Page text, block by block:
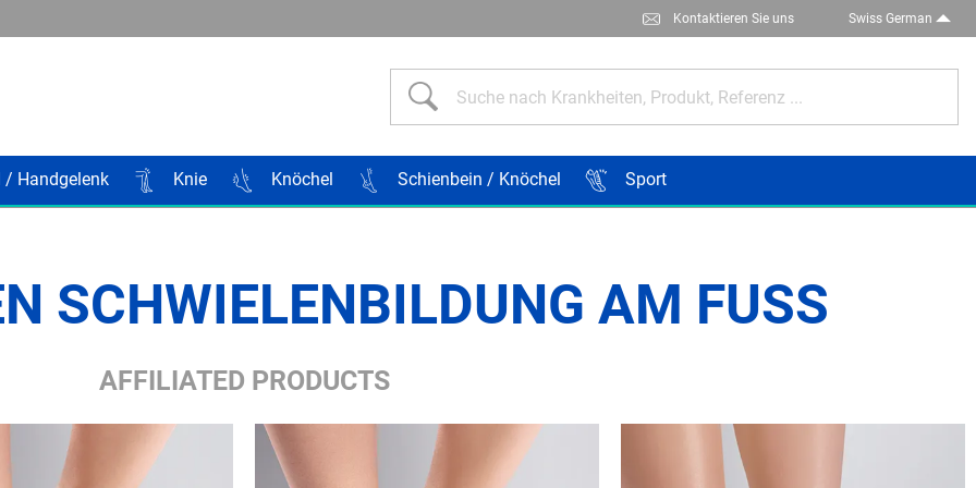
Kontaktieren Sie uns Swiss German
Suche nach Krankheiten, Produkt, Referenz ...
/ Handgelenk Knie Knöchel Schienbein / Knöchel Sport
SCHWIELENBILDUNG AM FUSS
AFFILIATED PRODUCTS